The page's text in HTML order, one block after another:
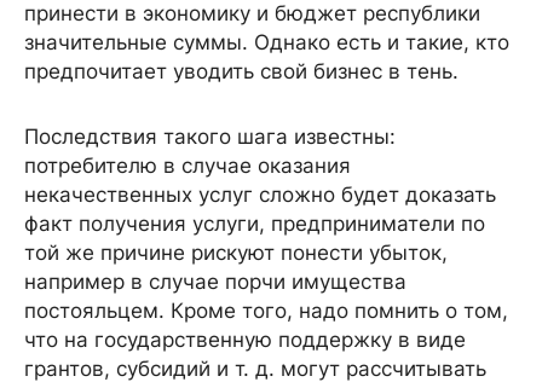
принести в экономику и бюджет республики
значительные суммы. Однако есть и такие, кто
предпочитает уводить свой бизнес в тень.
Последствия такого шага известны:
потребителю в случае оказания
некачественных услуг сложно будет доказать
факт получения услуги, предприниматели по
той же причине рискуют понести убыток,
например в случае порчи имущества
постояльцем. Кроме того, надо помнить о том,
что на государственную поддержку в виде
грантов, субсидий и т. д. могут рассчитывать